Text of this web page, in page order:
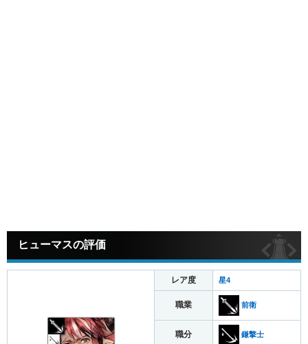
ヒューマスの評価
レア度 星4
職業 前衛
職分 鎌撃士